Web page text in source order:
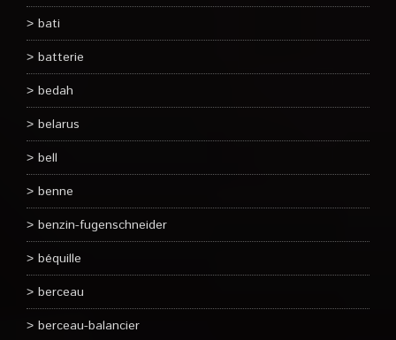
bati
batterie
bedah
belarus
bell
benne
benzin-fugenschneider
béquille
berceau
berceau-balancier